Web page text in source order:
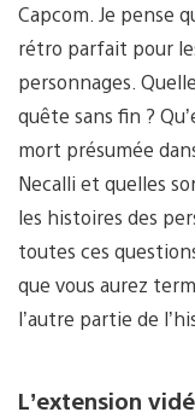
Capcom. Je pense
rétro parfait pour
personnages.
quête sans fin ?
mort présumée
Necalli et quelles
les histoires des
toutes ces
que vous aurez
l’autre partie de
L’extension